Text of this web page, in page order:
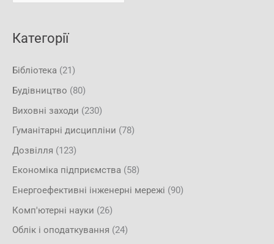
Категорії
Бібліотека (21)
Будівництво (80)
Виховні заходи (230)
Гуманітарні дисципліни (78)
Дозвілля (123)
Економіка підприємства (58)
Енергоефективні інженерні мережі (90)
Комп'ютерні науки (26)
Облік і оподаткування (24)